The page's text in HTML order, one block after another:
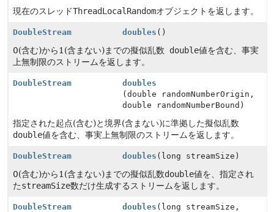
現在のスレッドThreadLocalRandomオブジェクトを返します。
DoubleStream doubles ()
0(含む)から1(含まない)までの擬似乱数 double値を含む、事実
上無制限のストリームを返します。
DoubleStream
doubles
(double randomNumberOrigin,
double randomNumberBound)
指定された起点(含む)と境界(含まない)に準拠した擬似乱数
double値を含む、事実上無制限のストリームを返します。
DoubleStream doubles (long streamSize)
0(含む)から1(含まない)までの擬似乱数double値を、指定され
たstreamSize数だけ生成するストリームを返します。
DoubleStream doubles (long streamSize,